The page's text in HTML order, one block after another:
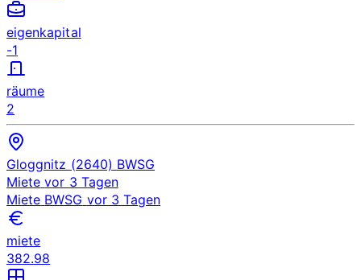
eigenkapital
-1
räume
2
Gloggnitz (2640) BWSG
Miete vor 3 Tagen
Miete BWSG vor 3 Tagen
miete
382.98